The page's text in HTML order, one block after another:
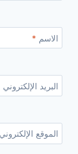
الاسم *
البريد الإلكتروني
الموقع الإلكتروني